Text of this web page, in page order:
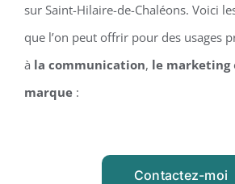
sur Saint-Hilaire-de-Chaléons. Voici
que l’on peut offrir pour des usages
à la communication, le marketing
marque:
Contactez-moi